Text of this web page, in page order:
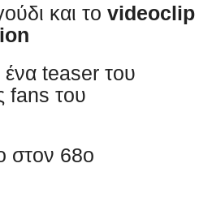
και το videoclip
ένα teaser του
fans του
στον 68ο